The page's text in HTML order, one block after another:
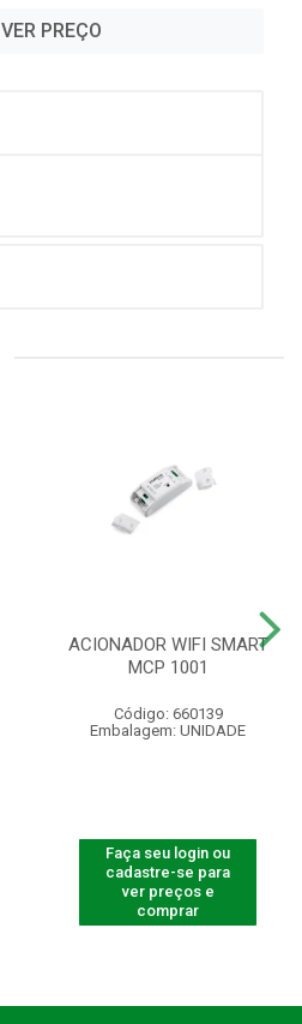
VER PREÇO
ACIONADOR WIFI SMART
MCP 1001
Código: 660139
Embalagem: UNIDADE
Faça seu login ou
cadastre-se para
ver preços e
comprar